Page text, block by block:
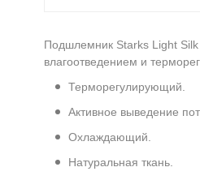
Подшлемник Starks Light Silk
влагоотведением и
Терморегулирующий.
Активное выведение
Охлаждающий.
Натуральная ткань.